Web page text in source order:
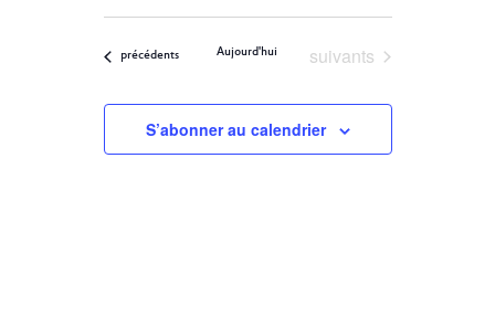
ET
NAVIGATION
DE
VUES
Filters VUES
ÉVÈNEMENT
date.
Évènements
précédents Aujourd'hui Évènements
suivants
S’abonner au calendrier